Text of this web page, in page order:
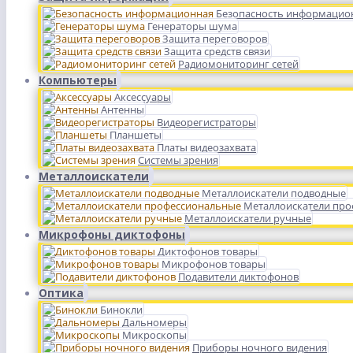
Безопасность
Генераторы шума
Защита переговоров
Защита средств связи
Радиомониторинг сетей
Компьютеры
Аксессуары
Антенны
Видеорегистраторы
Планшеты
Платы видеозахвата
Системы зрения
Металлоискатели
Металлоискатели подводные
Металлоискатели
Металлоискатели ручные
Микрофоны диктофоны
Диктофонов товары
Микрофонов товары
Подавители диктофонов
Оптика
Бинокли
Дальномеры
Микроскопы
Приборы ночного видения